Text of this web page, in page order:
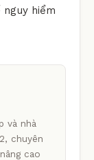
hiểm
và nhà
chuyên
cao